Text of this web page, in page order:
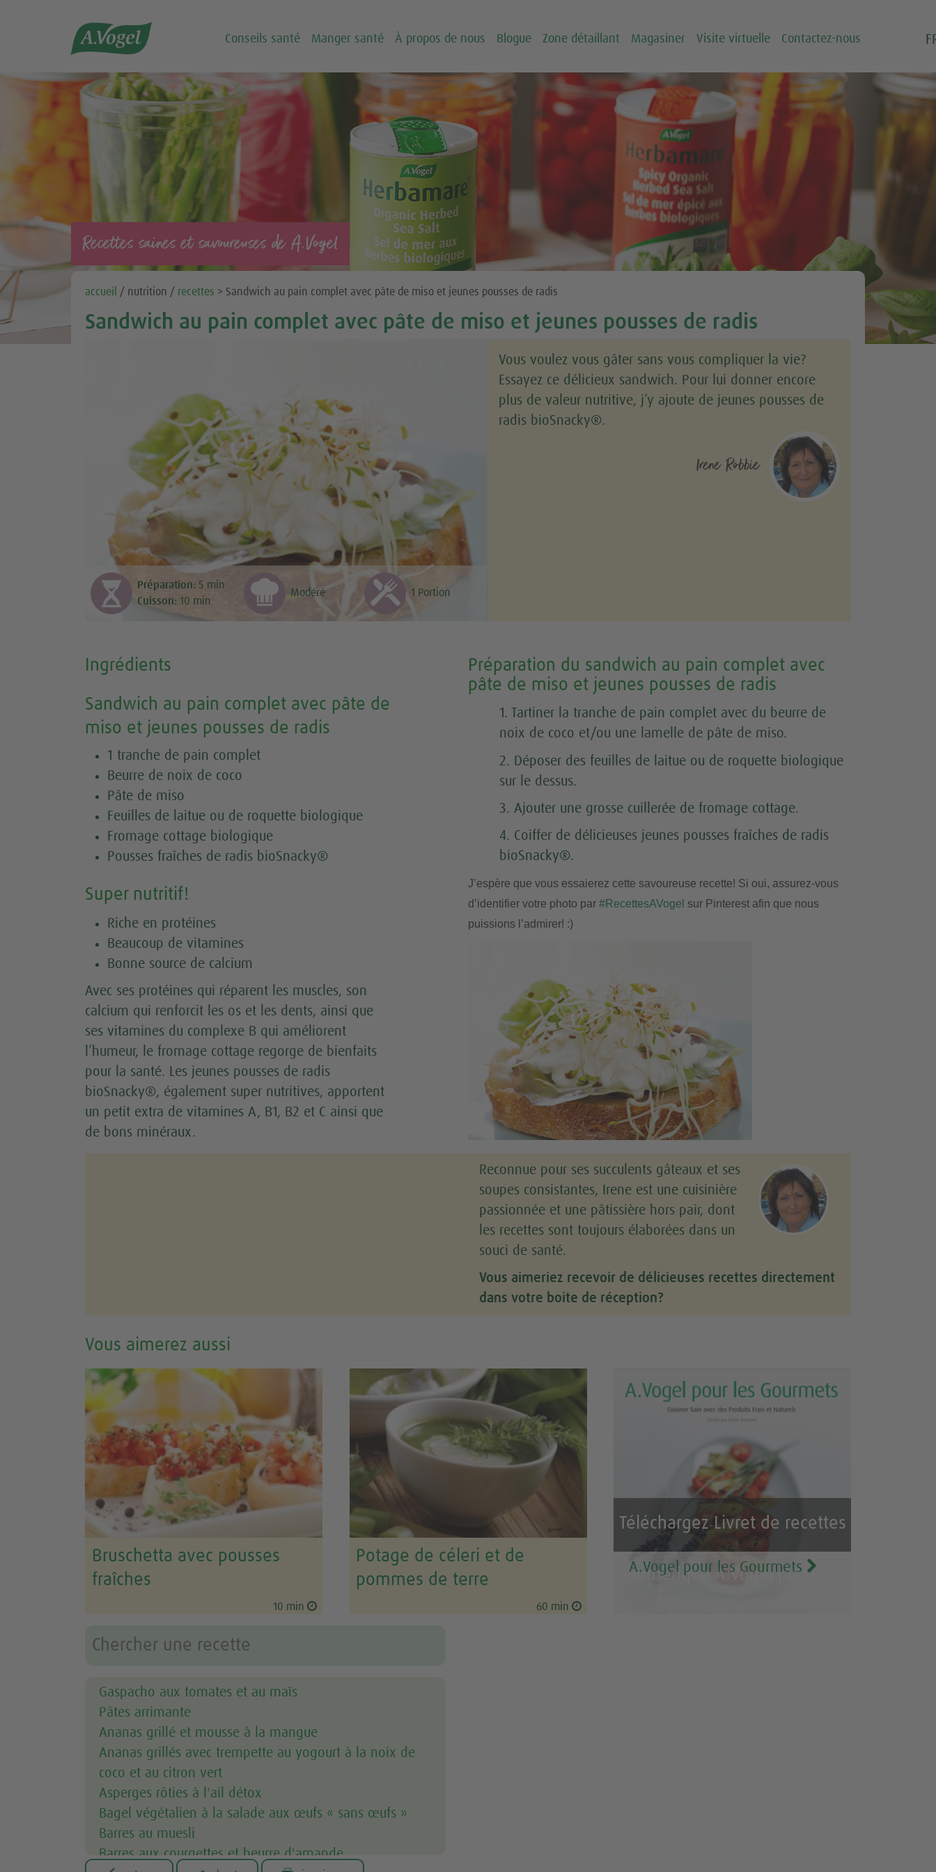
 Conseils santé Manger santé À propos de nous Blogue Zone détaillant Magasiner Visite virtuelle Contactez-nous
Recettes saines et savoureuses de A.Vogel
accueil / nutrition / recettes > Sandwich au pain complet avec pâte de miso et jeunes pousses de radis
Sandwich au pain complet avec pâte de miso et jeunes pousses de radis
Préparation: 5 min
Cuisson: 10 min
Modéré 1 Portion
Vous voulez vous gâter sans vous compliquer la vie?
Essayez ce délicieux sandwich. Pour lui donner encore
plus de valeur nutritive, j’y ajoute de jeunes pousses de
radis bioSnacky®.
Irene Robbie
Ingrédients
Sandwich au pain complet avec pâte de
miso et jeunes pousses de radis
1 tranche de pain complet
Beurre de noix de coco
Pâte de miso
Feuilles de laitue ou de roquette biologique
Fromage cottage biologique
Pousses fraîches de radis bioSnacky®
Super nutritif!
Riche en protéines
Beaucoup de vitamines
Bonne source de calcium
Avec ses protéines qui réparent les muscles, son
calcium qui renforcit les os et les dents, ainsi que
ses vitamines du complexe B qui améliorent
l’humeur, le fromage cottage regorge de bienfaits
pour la santé. Les jeunes pousses de radis
bioSnacky®, également super nutritives, apportent
un petit extra de vitamines A, B1, B2 et C ainsi que
de bons minéraux.
Préparation du sandwich au pain complet avec
pâte de miso et jeunes pousses de radis
1. Tartiner la tranche de pain complet avec du beurre de
noix de coco et/ou une lamelle de pâte de miso.
2. Déposer des feuilles de laitue ou de roquette biologique
sur le dessus.
3. Ajouter une grosse cuillerée de fromage cottage.
4. Coiffer de délicieuses jeunes pousses fraîches de radis
bioSnacky®.
J’espère que vous essaierez cette savoureuse recette! Si oui, assurez-vous
d’identifier votre photo par #RecettesAVogel sur Pinterest afin que nous
puissions l’admirer! :)
Reconnue pour ses succulents gâteaux et ses
soupes consistantes, Irene est une cuisinière
passionnée et une pâtissière hors pair, dont
les recettes sont toujours élaborées dans un
souci de santé.
Vous aimeriez recevoir de délicieuses recettes directement
dans votre boite de réception?
Vous aimerez aussi
Bruschetta avec pousses
fraîches
10 min
Potage de céleri et de
pommes de terre
60 min
Téléchargez Livret de recettes
numérique A.Vogel pour les
A.Vogel pour les Gourmets
Gaspacho aux tomates et au maïs
Pâtes arrimante
Ananas grillé et mousse à la mangue
Ananas grillés avec trempette au yogourt à la noix de
coco et au citron vert
Asperges rôties à l'ail détox
Bagel végétalien à la salade aux œufs « sans œufs »
Barres au muesli
Barres aux courgettes et beurre d'amande